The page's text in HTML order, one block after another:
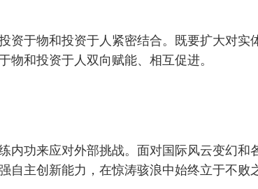
资于物和投资于人紧密结合。既要扩大对
物和投资于人双向赋能、相互促进。
内功来应对外部挑战。面对国际风云变幻
自主创新能力，在惊涛骇浪中始终立于不败